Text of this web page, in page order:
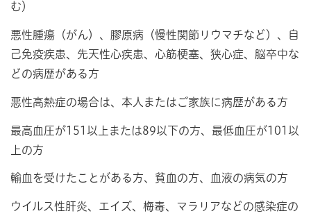
む）
悪性腫瘍（がん）、膠原病（慢性関節リウマチなど）、自
己免疫疾患、先天性心疾患、心筋梗塞、狭心症、脳卒中な
どの病歴がある方
悪性高熱症の場合は、本人またはご家族に病歴がある方
最高血圧が151以上または89以下の方、最低血圧が101以
上の方
輸血を受けたことがある方、貧血の方、血液の病気の方
ウイルス性肝炎、エイズ、梅毒、マラリアなどの感染症の